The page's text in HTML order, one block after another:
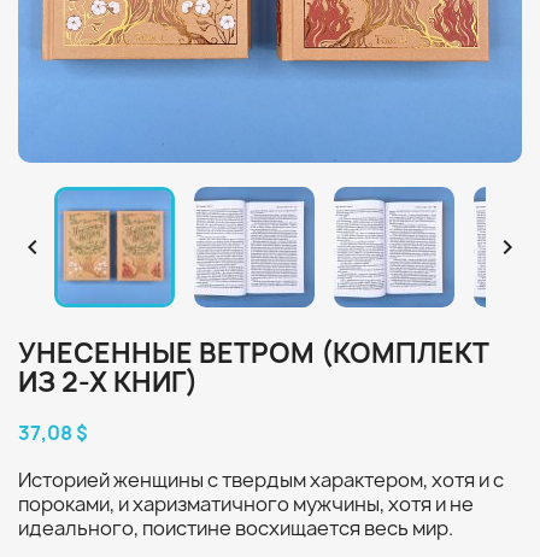
 
УНЕСЕННЫЕ ВЕТРОМ (КОМПЛЕКТ
ИЗ 2-Х КНИГ)
37,08 $
Историей женщины с твердым характером, хотя и с
пороками, и харизматичного мужчины, хотя и не
идеального, поистине восхищается весь мир.